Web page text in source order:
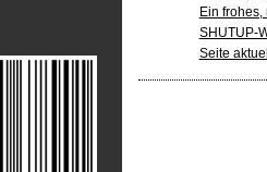
Ein
SHUTUP-
Seite